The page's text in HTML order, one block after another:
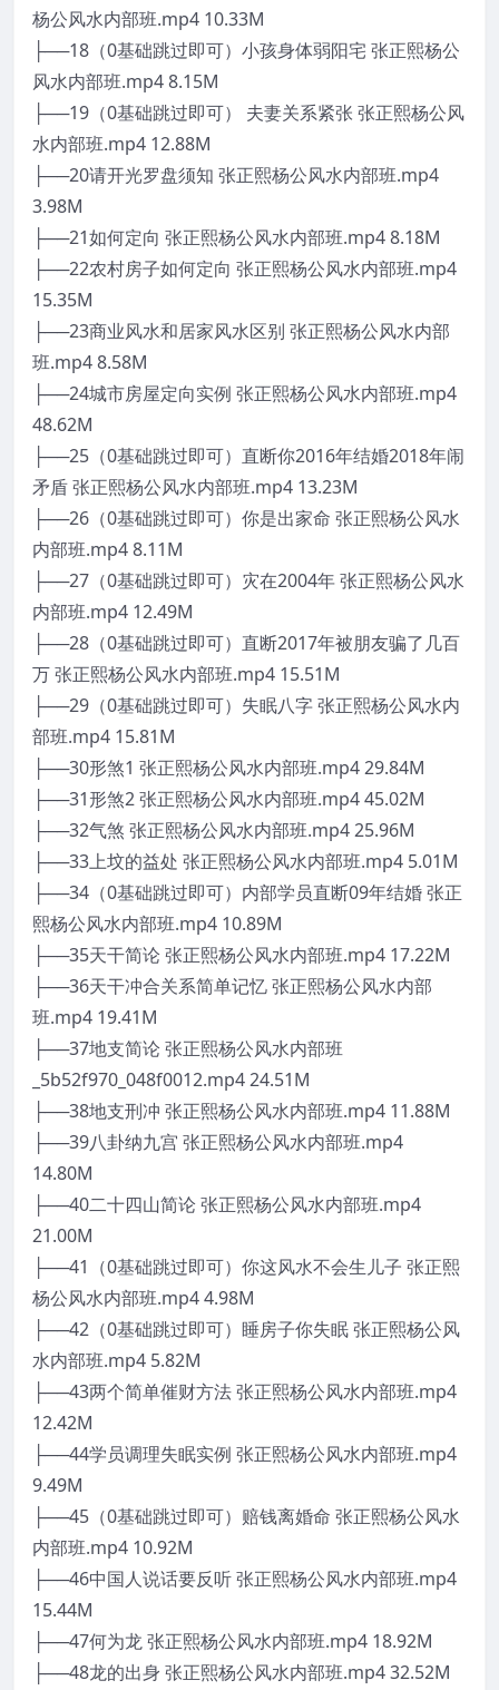
杨公风水内部班.mp4 10.33M
├──18（0基础跳过即可）小孩身体弱阳宅 张正熙杨公
风水内部班.mp4 8.15M
├──19（0基础跳过即可） 夫妻关系紧张 张正熙杨公风
水内部班.mp4 12.88M
├──20请开光罗盘须知 张正熙杨公风水内部班.mp4
3.98M
├──21如何定向 张正熙杨公风水内部班.mp4 8.18M
├──22农村房子如何定向 张正熙杨公风水内部班.mp4
15.35M
├──23商业风水和居家风水区别 张正熙杨公风水内部
班.mp4 8.58M
├──24城市房屋定向实例 张正熙杨公风水内部班.mp4
48.62M
├──25（0基础跳过即可）直断你2016年结婚2018年闹
矛盾 张正熙杨公风水内部班.mp4 13.23M
├──26（0基础跳过即可）你是出家命 张正熙杨公风水
内部班.mp4 8.11M
├──27（0基础跳过即可）灾在2004年 张正熙杨公风水
内部班.mp4 12.49M
├──28（0基础跳过即可）直断2017年被朋友骗了几百
万 张正熙杨公风水内部班.mp4 15.51M
├──29（0基础跳过即可）失眠八字 张正熙杨公风水内
部班.mp4 15.81M
├──30形煞1 张正熙杨公风水内部班.mp4 29.84M
├──31形煞2 张正熙杨公风水内部班.mp4 45.02M
├──32气煞 张正熙杨公风水内部班.mp4 25.96M
├──33上坟的益处 张正熙杨公风水内部班.mp4 5.01M
├──34（0基础跳过即可）内部学员直断09年结婚 张正
熙杨公风水内部班.mp4 10.89M
├──35天干简论 张正熙杨公风水内部班.mp4 17.22M
├──36天干冲合关系简单记忆 张正熙杨公风水内部
班.mp4 19.41M
├──37地支简论 张正熙杨公风水内部班
_5b52f970_048f0012.mp4 24.51M
├──38地支刑冲 张正熙杨公风水内部班.mp4 11.88M
├──39八卦纳九宫 张正熙杨公风水内部班.mp4
14.80M
├──40二十四山简论 张正熙杨公风水内部班.mp4
21.00M
├──41（0基础跳过即可）你这风水不会生儿子 张正熙
杨公风水内部班.mp4 4.98M
├──42（0基础跳过即可）睡房子你失眠 张正熙杨公风
水内部班.mp4 5.82M
├──43两个简单催财方法 张正熙杨公风水内部班.mp4
12.42M
├──44学员调理失眠实例 张正熙杨公风水内部班.mp4
9.49M
├──45（0基础跳过即可）赔钱离婚命 张正熙杨公风水
内部班.mp4 10.92M
├──46中国人说话要反听 张正熙杨公风水内部班.mp4
15.44M
├──47何为龙 张正熙杨公风水内部班.mp4 18.92M
├──48龙的出身 张正熙杨公风水内部班.mp4 32.52M